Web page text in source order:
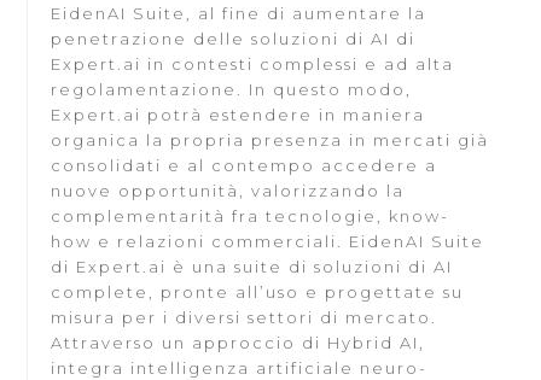
EidenAI Suite, al fine di aumentare la
penetrazione delle soluzioni di AI di
Expert.ai in contesti complessi e ad alta
regolamentazione. In questo modo,
Expert.ai potrà estendere in maniera
organica la propria presenza in mercati già
consolidati e al contempo accedere a
nuove opportunità, valorizzando la
complementarità fra tecnologie, know-
how e relazioni commerciali. EidenAI Suite
di Expert.ai è una suite di soluzioni di AI
complete, pronte all’uso e progettate su
misura per i diversi settori di mercato.
Attraverso un approccio di Hybrid AI,
integra intelligenza artificiale neuro-